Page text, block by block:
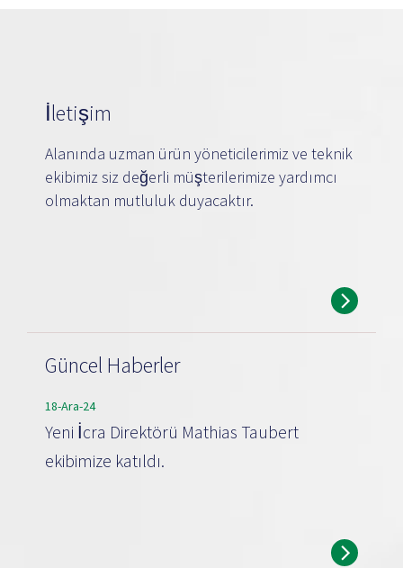
İletişim
Alanında uzman ürün yöneticilerimiz ve teknik
ekibimiz siz değerli müşterilerimize yardımcı
olmaktan mutluluk duyacaktır.
Güncel Haberler
18-Ara-24
Yeni İcra Direktörü Mathias Taubert
ekibimize katıldı.